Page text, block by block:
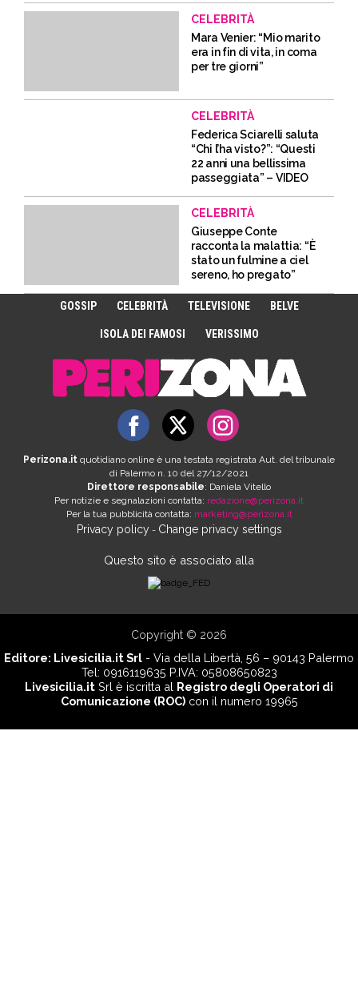
CELEBRITÀ
Mara Venier: “Mio marito
era in fin di vita, in coma
per tre giorni”
CELEBRITÀ
Federica Sciarelli saluta
“Chi l’ha visto?”: “Questi
22 anni una bellissima
passeggiata” – VIDEO
CELEBRITÀ
Giuseppe Conte
racconta la malattia: “È
stato un fulmine a ciel
sereno, ho pregato”
GOSSIP CELEBRITÀ TELEVISIONE BELVE
ISOLA DEI FAMOSI VERISSIMO
Perizona.it quotidiano online è una testata registrata Aut. del tribunale
di Palermo n. 10 del 27/12/2021
Direttore responsabile: Daniela Vitello
Per notizie e segnalazioni contatta: redazione@perizona.it
Per la tua pubblicità contatta: marketing@perizona.it
Privacy policy- Change privacy settings
Questo sito è associato alla
Copyright © 2026
Editore: Livesicilia.it Srl - Via della Libertà, 56 – 90143 Palermo
Tel: 0916119635 P.IVA: 05808650823
Livesicilia.it Srl è iscritta al Registro degli Operatori di
Comunicazione (ROC)con il numero 19965